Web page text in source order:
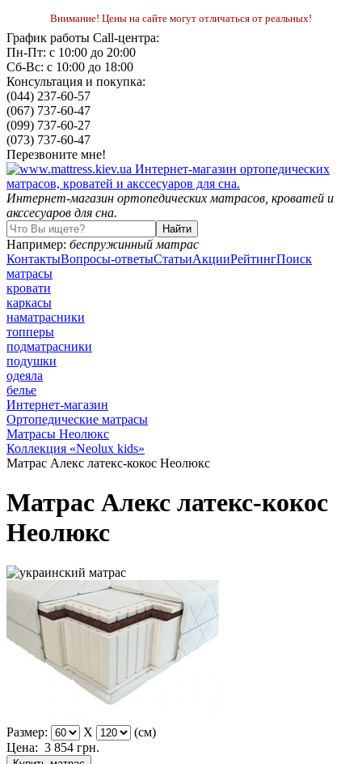
Внимание! Цены на сайте могут отличаться от реальных!
График работы Call-центра:
Пн-Пт: с 10:00 до 20:00
Сб-Вс: с 10:00 до 18:00
Консультация и покупка:
(044) 237-60-57
(067) 737-60-47
(099) 737-60-27
(073) 737-60-47
Перезвоните мне!
Интернет-магазин ортопедических матрасов, кроватей и
акссесуаров для сна.
Например: беспружинный матрас
КонтактыВопросы-ответыСтатьиАкцииРейтингПоиск
матрасы
кровати
каркасы
наматрасники
топперы
подматрасники
подушки
одеяла
белье
Интернет-магазин
Ортопедические матрасы
Матрасы Неолюкс
Коллекция «Neolux kids»
Матрас Алекс латекс-кокос Неолюкс
Матрас Алекс латекс-кокос
Неолюкс
Размер: X
(см)
Цена: 3 854 грн.